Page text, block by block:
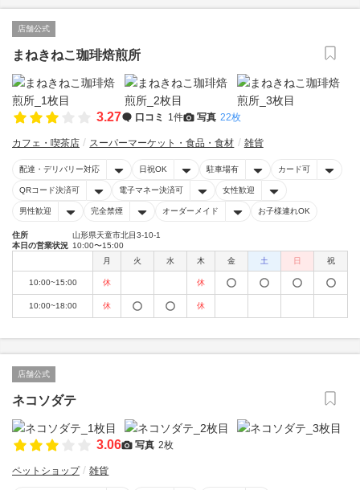
店舗公式
まねきねこ珈琲焙煎所
3.27 口コミ 1件 写真 22枚
カフェ・喫茶店 スーパーマーケット・食品・食材 雑貨
配達・デリバリー対応 日祝OK 駐車場有 カード可
QRコード決済可 電子マネー決済可 女性歓迎
男性歓迎 完全禁煙 オーダーメイド お子様連れOK
住所
山形県天童市北目3-10-1
本日の営業状況 10:00〜15:00
月
火 水 木 金 土 日 祝
10:00~15:00 休 休
10:00~18:00 休 休
店舗公式
ネコソダテ
3.06 写真 2枚
ペットショップ 雑貨